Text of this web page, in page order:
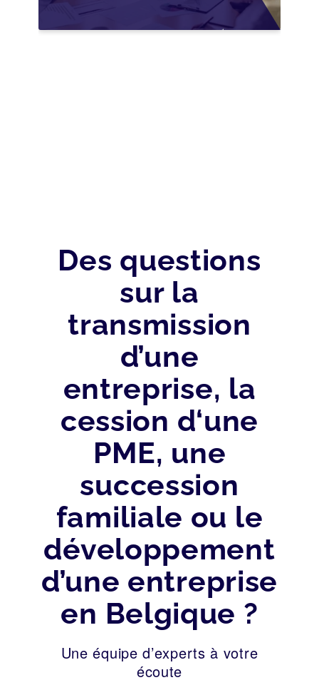
WALLONIE :
NOUVELLES
Des questions
sur la
transmission
d’une
entreprise, la
cession d‘une
PME, une
succession
familiale ou le
développement
d’une entreprise
en Belgique ?
Une équipe d’experts à votre
écoute